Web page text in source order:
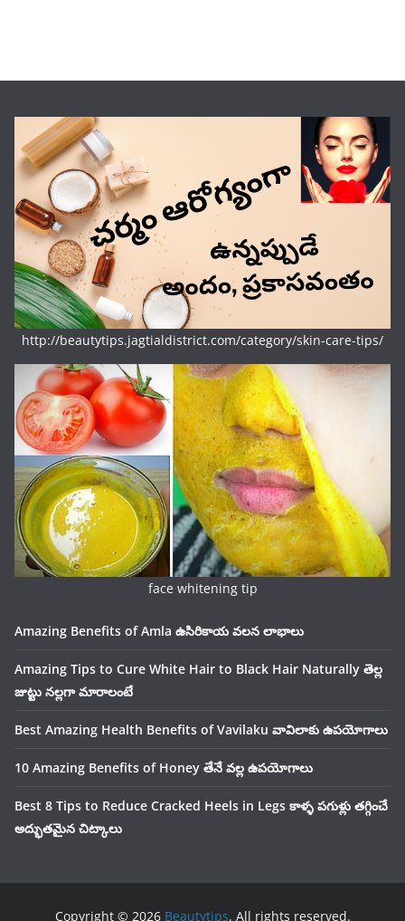
http://beautytips.jagtialdistrict.com/category/skin-care-tips/
face whitening tip
Amazing Benefits of Amla ఉసిరికాయ వలన లాభాలు
Amazing Tips to Cure White Hair to Black Hair Naturally తెల్ల
జుట్టు నల్లగా మారాలంటే
Best Amazing Health Benefits of Vavilaku వావిలాకు ఉపయోగాలు
10 Amazing Benefits of Honey తేనే వల్ల ఉపయోగాలు
Best 8 Tips to Reduce Cracked Heels in Legs కాళ్ళ పగుళ్లు తగ్గించే
అద్భుతమైన చిట్కాలు
Copyright © 2026 Beautytips. All rights reserved.